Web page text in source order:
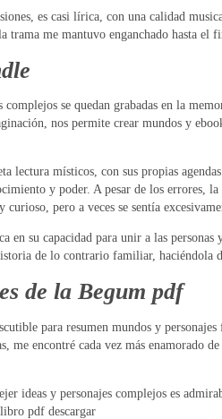
es casi lírica, con una calidad
me mantuvo enganchado hasta el
complejos se quedan grabadas en la
nos permite crear mundos y
lectura místicos, con sus propias
y poder. A pesar de los errores,
curioso, pero a veces se sentía
en su capacidad para unir a las
de lo contrario familiar, haciéndola
de la Begum pdf
para resumen mundos y
me encontré cada vez más
ideas y personajes complejos es
pdf descargar